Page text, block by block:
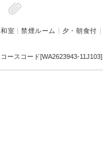
和室 禁煙ルーム 夕・朝食付
コースコード[WA2623943-11J103]